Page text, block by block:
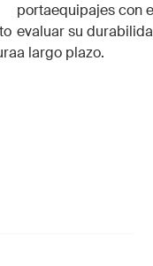
portaequipajes con
evaluar su
a largo plazo.